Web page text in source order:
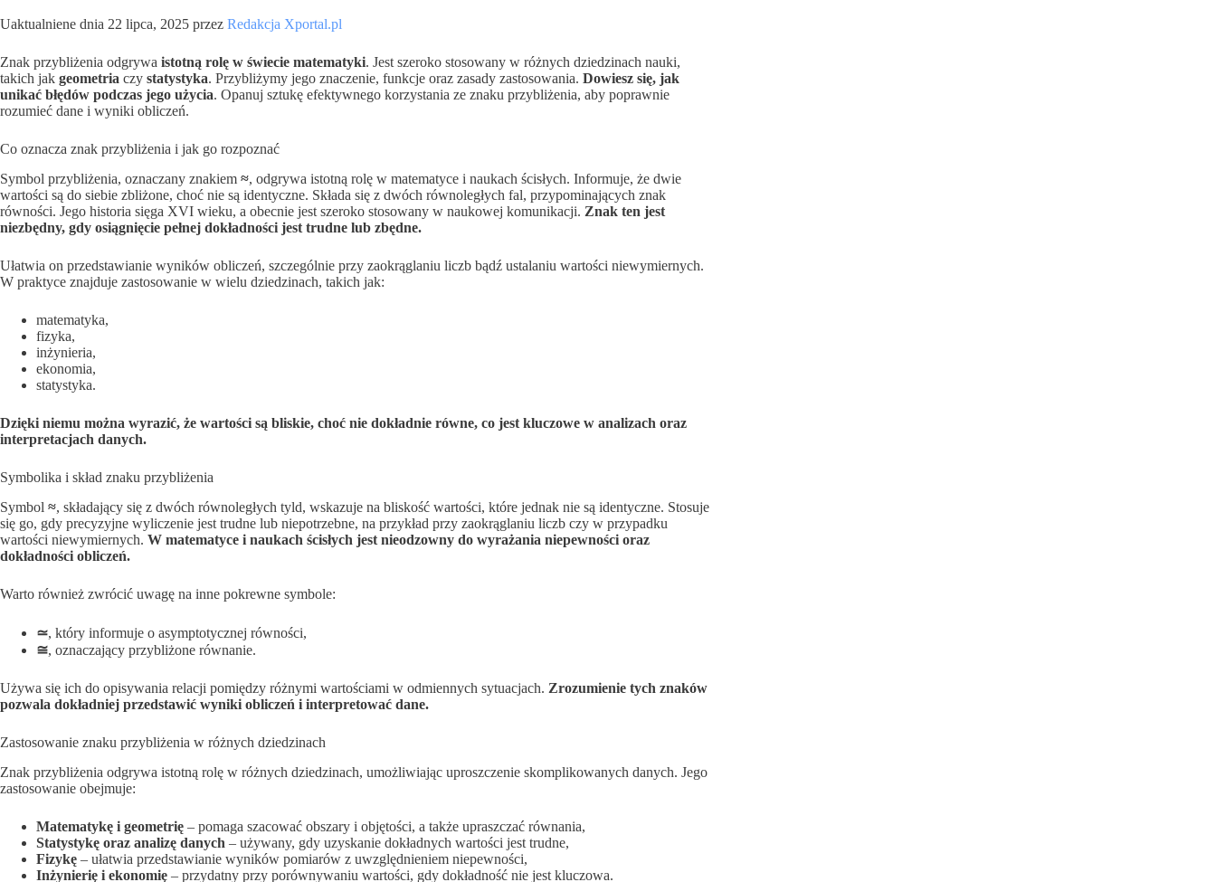
Uaktualniene dnia 22 lipca, 2025 przez Redakcja Xportal.pl
Znak przybliżenia odgrywa istotną rolę w świecie matematyki. Jest szeroko stosowany w różnych dziedzinach nauki,
takich jak geometria czy statystyka. Przybliżymy jego znaczenie, funkcje oraz zasady zastosowania. Dowiesz się, jak
unikać błędów podczas jego użycia. Opanuj sztukę efektywnego korzystania ze znaku przybliżenia, aby poprawnie
rozumieć dane i wyniki obliczeń.
Co oznacza znak przybliżenia i jak go rozpoznać
Symbol przybliżenia, oznaczany znakiem ≈, odgrywa istotną rolę w matematyce i naukach ścisłych. Informuje, że dwie
wartości są do siebie zbliżone, choć nie są identyczne. Składa się z dwóch równoległych fal, przypominających znak
równości. Jego historia sięga XVI wieku, a obecnie jest szeroko stosowany w naukowej komunikacji. Znak ten jest
niezbędny, gdy osiągnięcie pełnej dokładności jest trudne lub zbędne.
Ułatwia on przedstawianie wyników obliczeń, szczególnie przy zaokrąglaniu liczb bądź ustalaniu wartości niewymiernych.
W praktyce znajduje zastosowanie w wielu dziedzinach, takich jak:
matematyka,
fizyka,
inżynieria,
ekonomia,
statystyka.
Dzięki niemu można wyrazić, że wartości są bliskie, choć nie dokładnie równe, co jest kluczowe w analizach oraz
interpretacjach danych.
Symbolika i skład znaku przybliżenia
Symbol ≈, składający się z dwóch równoległych tyld, wskazuje na bliskość wartości, które jednak nie są identyczne. Stosuje
się go, gdy precyzyjne wyliczenie jest trudne lub niepotrzebne, na przykład przy zaokrąglaniu liczb czy w przypadku
wartości niewymiernych. W matematyce i naukach ścisłych jest nieodzowny do wyrażania niepewności oraz
dokładności obliczeń.
Warto również zwrócić uwagę na inne pokrewne symbole:
≃, który informuje o asymptotycznej równości,
≅, oznaczający przybliżone równanie.
Używa się ich do opisywania relacji pomiędzy różnymi wartościami w odmiennych sytuacjach. Zrozumienie tych znaków
pozwala dokładniej przedstawić wyniki obliczeń i interpretować dane.
Zastosowanie znaku przybliżenia w różnych dziedzinach
Znak przybliżenia odgrywa istotną rolę w różnych dziedzinach, umożliwiając uproszczenie skomplikowanych danych. Jego
zastosowanie obejmuje:
Matematykę i geometrię – pomaga szacować obszary i objętości, a także upraszczać równania,
Statystykę oraz analizę danych – używany, gdy uzyskanie dokładnych wartości jest trudne,
Fizykę – ułatwia przedstawianie wyników pomiarów z uwzględnieniem niepewności,
Inżynierię i ekonomię – przydatny przy porównywaniu wartości, gdy dokładność nie jest kluczowa.